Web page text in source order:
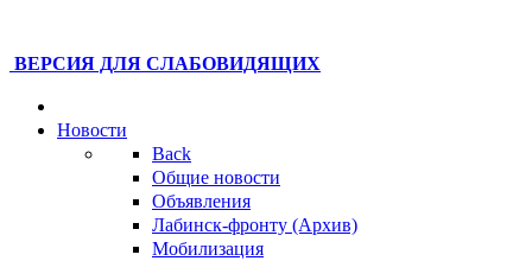
ВЕРСИЯ ДЛЯ СЛАБОВИДЯЩИХ
Новости
Back
Общие новости
Объявления
Лабинск-фронту (Архив)
Мобилизация